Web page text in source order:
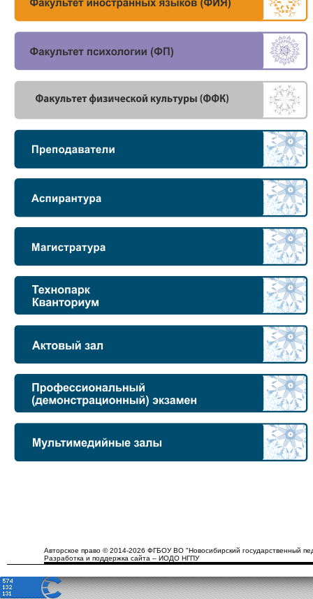
Авторское право © 2014-2026 ФГБОУ ВО "Новосибирский государственный
Разработка и поддержка сайта – ИОДО НГПУ